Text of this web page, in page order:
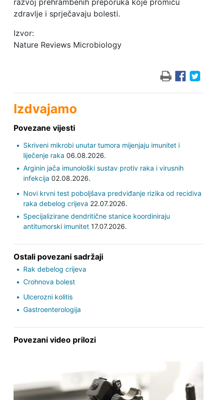
razvoj prehrambenih preporuka koje promiču
zdravlje i sprječavaju bolesti.
Izvor:
Nature Reviews Microbiology
Izdvajamo
Povezane vijesti
Skriveni mikrobi unutar tumora mijenjaju imunitet i
liječenje raka 06.08.2026.
Arginin jača imunološki sustav protiv raka i virusnih
infekcija 02.08.2026.
Novi krvni test poboljšava predviđanje rizika od recidiva
raka debelog crijeva 22.07.2026.
Specijalizirane dendritične stanice koordiniraju
antitumorski imunitet17.07.2026.
Ostali povezani sadržaji
Rak debelog crijeva
Crohnova bolest
Ulcerozni kolitis
Gastroenterologija
Povezani video prilozi